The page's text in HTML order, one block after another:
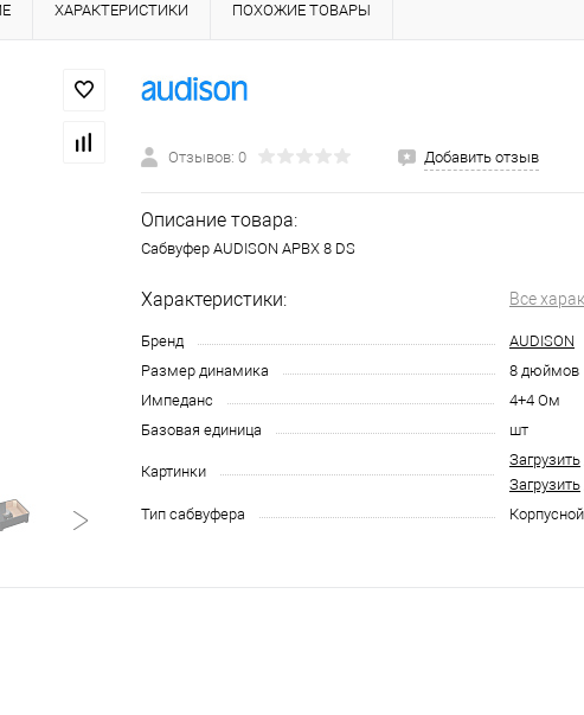
ХАРАКТЕРИСТИКИ ПОХОЖИЕ ТОВАРЫ
Отзывов: 0 Добавить отзыв
Описание товара:
Сабвуфер AUDISON APBX 8 DS
Характеристики: Все
Бренд
AUDISON
Размер динамика
8 дюймов
Импеданс
4+4 Ом
Базовая единица
шт
Картинки
Загрузить
Загрузить
Тип сабвуфера
Корпусной